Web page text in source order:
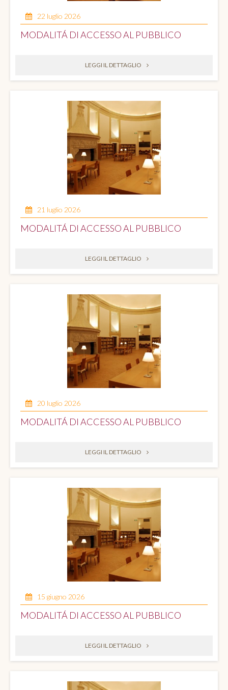
22 luglio 2026
MODALITÁ DI ACCESSO AL PUBBLICO
LEGGI IL DETTAGLIO
21 luglio 2026
MODALITÁ DI ACCESSO AL PUBBLICO
LEGGI IL DETTAGLIO
20 luglio 2026
MODALITÁ DI ACCESSO AL PUBBLICO
LEGGI IL DETTAGLIO
15 giugno 2026
MODALITÁ DI ACCESSO AL PUBBLICO
LEGGI IL DETTAGLIO